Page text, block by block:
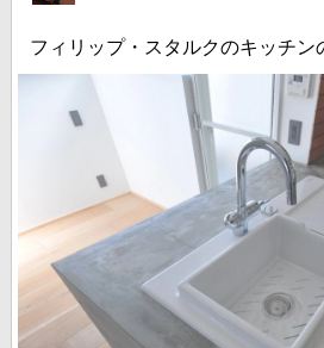
フィリップ・スタルクのキッチン